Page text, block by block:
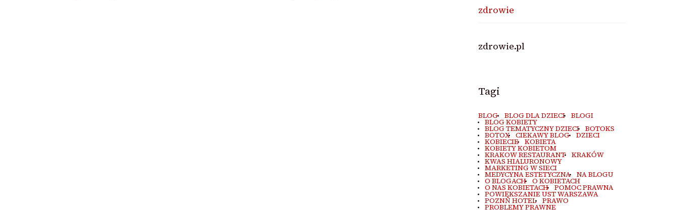
zdrowie
zdrowie.pl
Tagi
BLOG BLOG DLA DZIECI BLOGI
BLOG KOBIETY
BLOG TEMATYCZNY DZIECI BOTOKS
BOTOX CIEKAWY BLOG DZIECI
KOBIECIE KOBIETA
KOBIETY KOBIETOM
KRAKOW RESTAURANT KRAKÓW
KWAS HIALURONOWY
MARKETING W SIECI
MEDYCYNA ESTETYCZNA NA BLOGU
O BLOGACH O KOBIETACH
O NAS KOBIETACH POMOC PRAWNA
POWIĘKSZANIE UST WARSZAWA
POZNŃ HOTEL PRAWO
PROBLEMY PRAWNE